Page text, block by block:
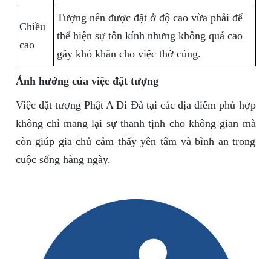
Chiều
cao
Tượng nên được đặt ở độ cao vừa phải để
thể hiện sự tôn kính nhưng không quá cao
gây khó khăn cho việc thờ cúng.
Ảnh hưởng của việc đặt tượng
Việc đặt tượng Phật A Di Đà tại các địa điểm phù hợp
không chỉ mang lại sự thanh tịnh cho không gian mà
còn giúp gia chủ cảm thấy yên tâm và bình an trong
cuộc sống hàng ngày.